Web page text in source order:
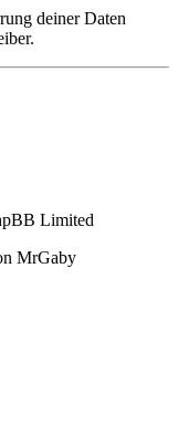
deiner Daten
Limited
MrGaby